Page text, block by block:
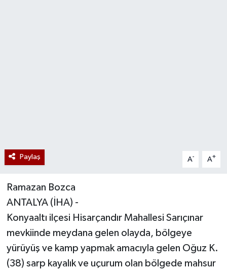
Paylaş A- A+
Ramazan Bozca
ANTALYA (İHA) -
Konyaaltı ilçesi Hisarçandır Mahallesi Sarıçınar
mevkiinde meydana gelen olayda, bölgeye
yürüyüş ve kamp yapmak amacıyla gelen Oğuz K.
(38) sarp kayalık ve uçurum olan bölgede mahsur